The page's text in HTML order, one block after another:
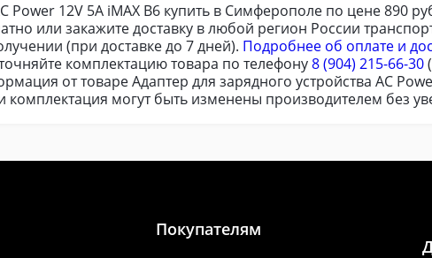
Power 12V 5A iMAX В6 купить в Симферополе по цене 890
или закажите доставку в любой регион России
(при доставке до 7 дней). Подробнее об оплате и
комплектацию товара по телефону8 (904) 215-66-30
от товаре Адаптер для зарядного устройства AC
комплектация могут быть изменены производителем без
Покупателям